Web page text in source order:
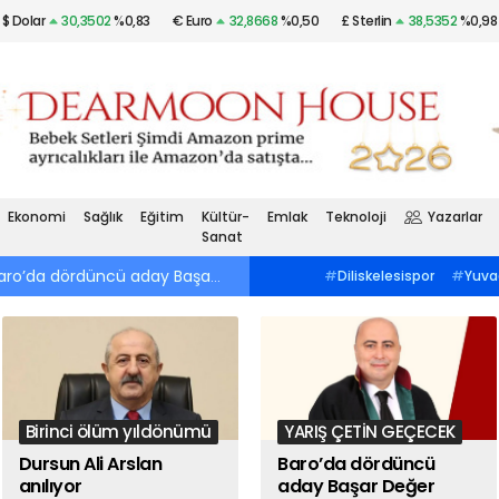
$ Dolar 30,3502%0,83 € Euro 32,8668%0,50 £ Sterlin 38,5352%0,98
Ekonomi Sağlık Eğitim
Kültür-
Sanat
Emlak Teknoloji Yazarlar
dördüncü aday Başar Değer Sanayi Odamız da olsaydı
#Tenis #Darıca Tenis
KulübüGebzespor
#Çorluspor 1947Dev
Turizm-İş
#4. Vardiya İşçi
DayanışmasıGebzespor
Amatör LigGebzespor
1947Bağımsız Emekliler Sendikası
Selçuk Süzenİkizdere #
#Diliskelesispor #
Gençler Birliği
#Silivrispor
LigGebzespor
Bankası
Lilya
Marmara KAISİADBinali
Çayırova
#
Komünist Partisi
#Mahalle
#
Birinci ölüm yıldönümü
Dursun Ali Arslan
anılıyor
YARIŞ ÇETİN GEÇECEK
Baro’da dördüncü
aday Başar Değer